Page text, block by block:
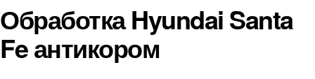
Обработка Hyundai Santa
Fe антикором